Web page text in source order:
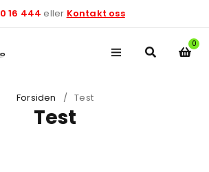
16 444 eller Kontakt oss
0
Forsiden / Test
Test